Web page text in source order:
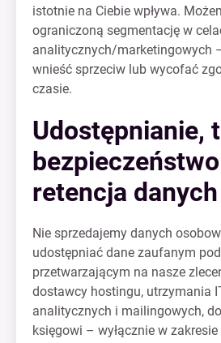
istotnie na Ciebie wpływa.
ograniczoną segmentację w
analitycznych/marketingowych
wnieść sprzeciw lub wycofać
czasie.
Udostępnianie,
retencja danych
Nie sprzedajemy danych
udostępniać dane zaufanym
przetwarzającym na nasze
dostawcy hostingu, utrzymania
analitycznych i mailingowych,
księgowi – wyłącznie w